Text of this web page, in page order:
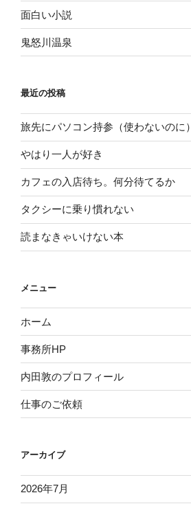
面白い小説
鬼怒川温泉
最近の投稿
旅先にパソコン持参（使わないのに）
やはり一人が好き
カフェの入店待ち。何分待てるか
タクシーに乗り慣れない
読まなきゃいけない本
メニュー
ホーム
事務所HP
内田敦のプロフィール
仕事のご依頼
アーカイブ
2026年7月